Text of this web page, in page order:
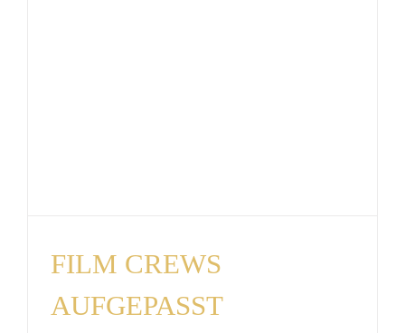
FILM CREWS
AUFGEPASST